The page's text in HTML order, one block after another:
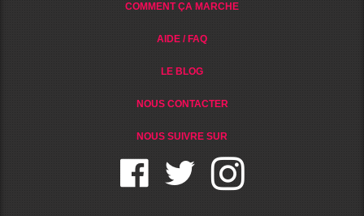
COMMENT ÇA MARCHE
AIDE / FAQ
LE BLOG
NOUS CONTACTER
NOUS SUIVRE SUR